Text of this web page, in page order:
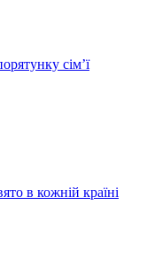
сім’ї
в кожній країні